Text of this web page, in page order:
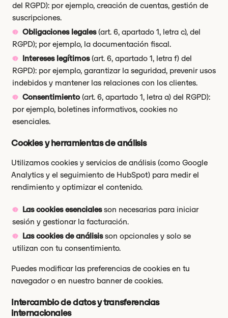
del RGPD): por ejemplo, creación de cuentas, gestión de
suscripciones.
Obligaciones legales(art. 6, apartado 1, letra c), del
RGPD); por ejemplo, la documentación fiscal.
Intereses legítimos(art. 6, apartado 1, letra f) del
RGPD): por ejemplo, garantizar la seguridad, prevenir usos
indebidos y mantener las relaciones con los clientes.
Consentimiento(art. 6, apartado 1, letra a) del RGPD):
por ejemplo, boletines informativos, cookies no
esenciales.
Cookies y herramientas de análisis
Utilizamos cookies y servicios de análisis (como Google
Analytics y el seguimiento de HubSpot) para medir el
rendimiento y optimizar el contenido.
Las cookies esencialesson necesarias para iniciar
sesión y gestionar la facturación.
Las cookies de análisisson opcionales y solo se
utilizan con tu consentimiento.
Puedes modificar las preferencias de cookies en tu
navegador o en nuestro banner de cookies.
Intercambio de datos y transferencias
internacionales